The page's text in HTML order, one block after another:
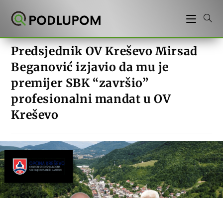
Predsjednik OV Kreševo Mirsad
Beganović izjavio da mu je
premijer SBK “završio”
profesionalni mandat u OV
Kreševo